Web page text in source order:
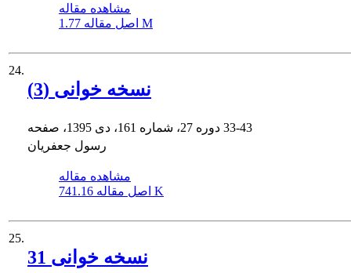
مشاهده مقاله
اصل مقاله 1.77 M
24.
نسخه خوانی (3)
33-43
رسول جعفریان
مشاهده مقاله
اصل مقاله 741.16 K
25.
نسخه خوانی 31